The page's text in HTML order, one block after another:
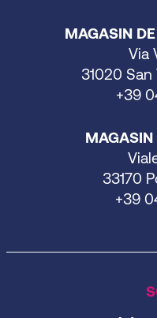
MAGASIN
Via
31020
+39
MAGASIN
33170
+39